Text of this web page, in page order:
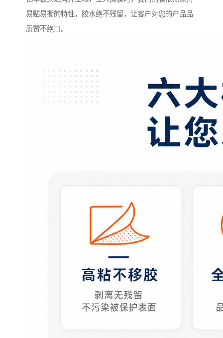
易贴易撕的特性，胶水绝不残留，让客户对您的产品品
质赞不绝口。